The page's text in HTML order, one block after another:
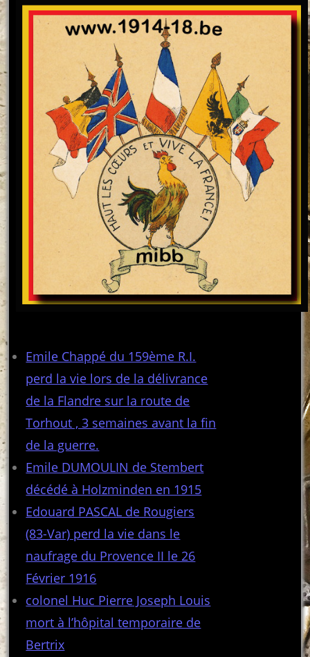
Emile Chappé du 159ème R.I.
perd la vie lors de la délivrance
de la Flandre sur la route de
Torhout , 3 semaines avant la fin
de la guerre.
Emile DUMOULIN de Stembert
décédé à Holzminden en 1915
Edouard PASCAL de Rougiers
(83-Var) perd la vie dans le
naufrage du Provence II le 26
Février 1916
colonel Huc Pierre Joseph Louis
mort à l’hôpital temporaire de
Bertrix